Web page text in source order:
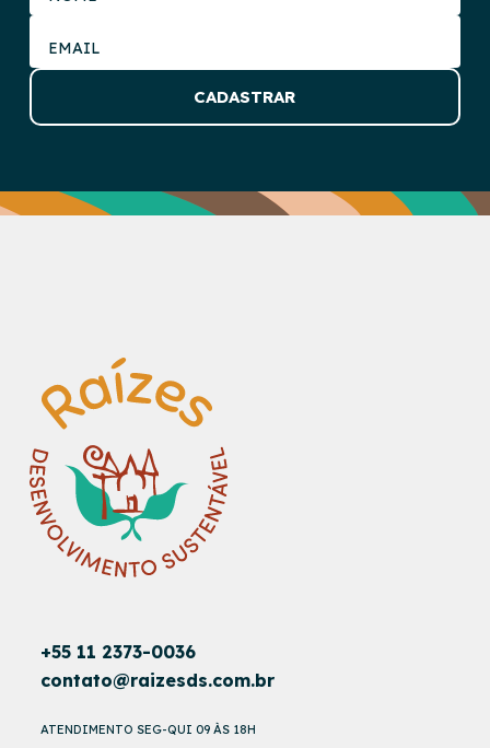
+55 11 2373-0036
contato@raizesds.com.br
ATENDIMENTO SEG-QUI 09 ÀS 18H